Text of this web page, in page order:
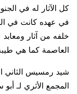
كل الآثار له في
في عهده كانت في
خلفه من آثار
العاصمة كما هي
شيد رمسيس الثاني
المجمع الأثري لـ